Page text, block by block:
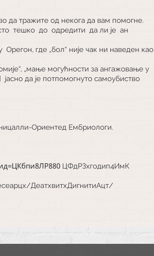
да тражите од некога да вам помогне.
тешко до одредити да ли је ан
Орегон, где „бол“ није чак ни наведен као
„мање могућности за ангажовање у
јасно да је потпомогнуто самоубиство
Ориентед Ембриологи.
ЦФдРЗхгодип4ИмК
ДеатхвитхДигнитиАцт/